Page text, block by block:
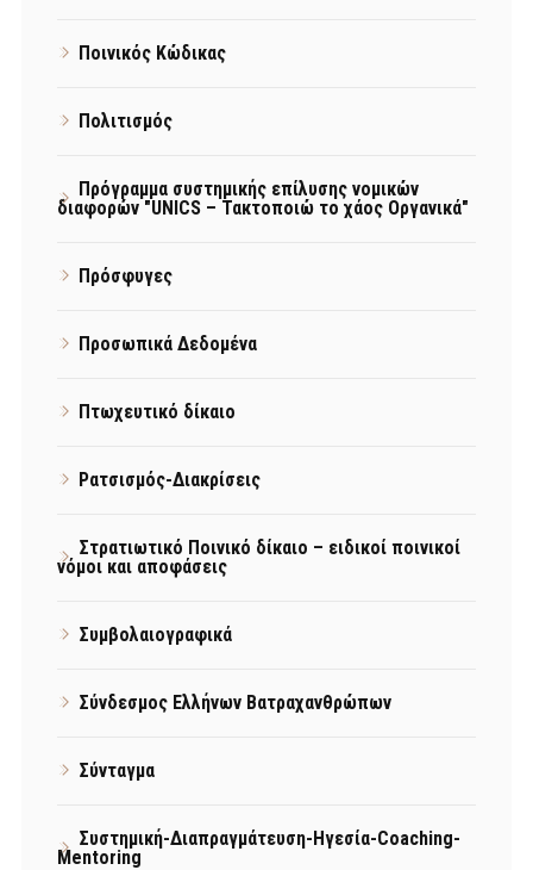
Ποινικός Κώδικας
Πολιτισμός
Πρόγραμμα συστημικής επίλυσης νομικών
διαφορών "UNICS – Τακτοποιώ το χάος Οργανικά"
Πρόσφυγες
Προσωπικά Δεδομένα
Πτωχευτικό δίκαιο
Ρατσισμός-Διακρίσεις
Στρατιωτικό Ποινικό δίκαιο – ειδικοί ποινικοί
νόμοι και αποφάσεις
Συμβολαιογραφικά
Σύνδεσμος Ελλήνων Βατραχανθρώπων
Σύνταγμα
Συστημική-Διαπραγμάτευση-Ηγεσία-Coaching-
Mentoring